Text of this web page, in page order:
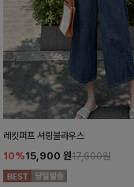
레킷퍼프 셔링블라우스
10%15,900 원17,600원